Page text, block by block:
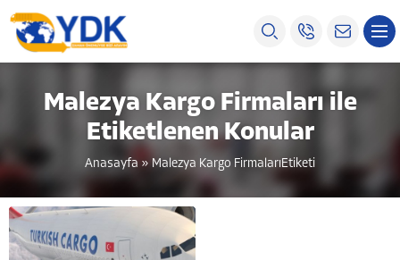
Malezya Kargo Firmaları ile
Etiketlenen Konular
Anasayfa »Malezya Kargo FirmalarıEtiketi